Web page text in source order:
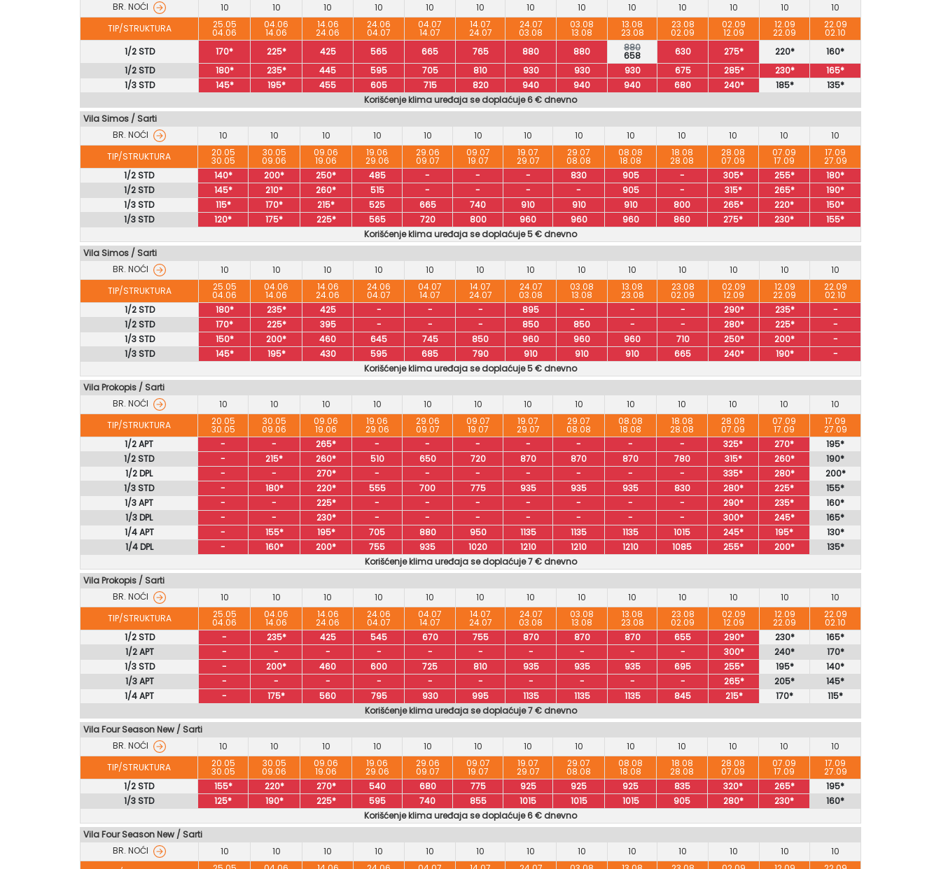
BR. NOĆI
10 10 10 10 10 10 10 10 10 10 10 10
10
TIP/STRUKTURA
25.05
04.06
04.06
14.06
14.06
24.06
24.06
04.07
04.07
14.07
14.07
24.07
24.07
03.08
03.08
13.08
13.08
23.08
23.08
02.09
02.09
12.09
12.09
22.09
22.09
02.10
1/2 STD
170* 225* 425 565 665 765 880 880 880
658 630 275* 220*
160*
1/2 STD
180* 235* 445 595 705 810 930 930 930 675 285* 230*
165*
1/3 STD
145* 195* 455 605 715 820 940 940 940 680 240* 185*
135*
Korišćenje klima uređaja se doplaćuje 6 € dnevno
Vila Simos / Sarti
BR. NOĆI
10 10 10 10 10 10 10 10 10 10 10 10
10
TIP/STRUKTURA
20.05
30.05
30.05
09.06
09.06
19.06
19.06
29.06
29.06
09.07
09.07
19.07
19.07
29.07
29.07
08.08
08.08
18.08
18.08
28.08
28.08
07.09
07.09
17.09
17.09
27.09
1/2 STD
140* 200* 250* 485 - - - 830 905 - 305* 255*
180*
1/2 STD
145* 210* 260* 515 - - - - 905 - 315* 265*
190*
1/3 STD
115* 170* 215* 525 665 740 910 910 910 800 265* 220*
150*
1/3 STD
120* 175* 225* 565 720 800 960 960 960 860 275* 230*
155*
Korišćenje klima uređaja se doplaćuje 5 € dnevno
Vila Simos / Sarti
BR. NOĆI
10 10 10 10 10 10 10 10 10 10 10 10
10
TIP/STRUKTURA
25.05
04.06
04.06
14.06
14.06
24.06
24.06
04.07
04.07
14.07
14.07
24.07
24.07
03.08
03.08
13.08
13.08
23.08
23.08
02.09
02.09
12.09
12.09
22.09
22.09
02.10
1/2 STD
180* 235* 425 - - - 895 - - - 290* 235*
-
1/2 STD
170* 225* 395 - - - 850 850 - - 280* 225*
-
1/3 STD
150* 200* 460 645 745 850 960 960 960 710 250* 200*
-
1/3 STD
145* 195* 430 595 685 790 910 910 910 665 240* 190*
-
Korišćenje klima uređaja se doplaćuje 5 € dnevno
Vila Prokopis / Sarti
BR. NOĆI
10 10 10 10 10 10 10 10 10 10 10 10
10
TIP/STRUKTURA
20.05
30.05
30.05
09.06
09.06
19.06
19.06
29.06
29.06
09.07
09.07
19.07
19.07
29.07
29.07
08.08
08.08
18.08
18.08
28.08
28.08
07.09
07.09
17.09
17.09
27.09
1/2 APT
- - 265* - - - - - - - 325* 270*
195*
1/2 STD
- 215* 260* 510 650 720 870 870 870 780 315* 260*
190*
1/2 DPL
- - 270* - - - - - - - 335* 280*
200*
1/3 STD
- 180* 220* 555 700 775 935 935 935 830 280* 225*
155*
1/3 APT
- - 225* - - - - - - - 290* 235*
160*
1/3 DPL
- - 230* - - - - - - - 300* 245*
165*
1/4 APT
- 155* 195* 705 880 950 1135 1135 1135 1015 245* 195*
130*
1/4 DPL
- 160* 200* 755 935 1020 1210 1210 1210 1085 255* 200*
135*
Korišćenje klima uređaja se doplaćuje 7 € dnevno
Vila Prokopis / Sarti
BR. NOĆI
10 10 10 10 10 10 10 10 10 10 10 10
10
TIP/STRUKTURA
25.05
04.06
04.06
14.06
14.06
24.06
24.06
04.07
04.07
14.07
14.07
24.07
24.07
03.08
03.08
13.08
13.08
23.08
23.08
02.09
02.09
12.09
12.09
22.09
22.09
02.10
1/2 STD
- 235* 425 545 670 755 870 870 870 655 290* 230*
165*
1/2 APT
- - - - - - - - - - 300* 240*
170*
1/3 STD
- 200* 460 600 725 810 935 935 935 695 255* 195*
140*
1/3 APT
- - - - - - - - - - 265* 205*
145*
1/4 APT
- 175* 560 795 930 995 1135 1135 1135 845 215* 170*
115*
Korišćenje klima uređaja se doplaćuje 7 € dnevno
Vila Four Season New / Sarti
BR. NOĆI
10 10 10 10 10 10 10 10 10 10 10 10
10
TIP/STRUKTURA
20.05
30.05
30.05
09.06
09.06
19.06
19.06
29.06
29.06
09.07
09.07
19.07
19.07
29.07
29.07
08.08
08.08
18.08
18.08
28.08
28.08
07.09
07.09
17.09
17.09
27.09
1/2 STD
155* 220* 270* 540 680 775 925 925 925 835 320* 265*
195*
1/3 STD
125* 190* 225* 595 740 855 1015 1015 1015 905 280* 230*
160*
Korišćenje klima uređaja se doplaćuje 6 € dnevno
Vila Four Season New / Sarti
BR. NOĆI
10 10 10 10 10 10 10 10 10 10 10 10
10